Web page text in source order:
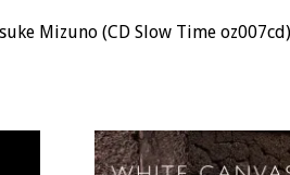
Mizuno (CD Slow Time